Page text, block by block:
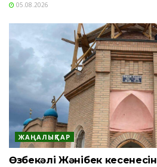
05.08.2026
ЖАҢАЛЫҚТАР
Өзбекәлі Жәнібек